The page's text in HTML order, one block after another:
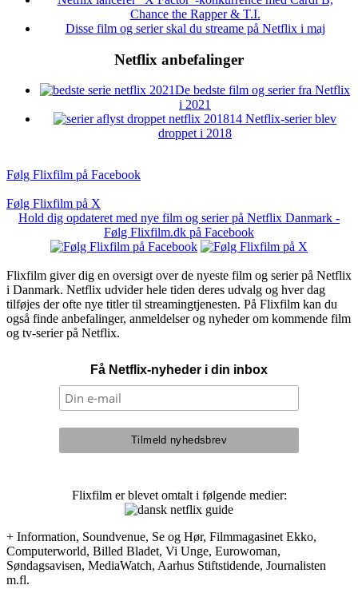
Chance the Rapper & T.I.
Disse film og serier skal du streame på Netflix i maj
Netflix anbefalinger
De bedste film og serier fra Netflix
i 2021
14 Netflix-serier blev
droppet i 2018
Følg Flixfilm på Facebook
Følg Flixfilm på X
Hold dig opdateret med nye film og serier på Netflix Danmark -
Følg Flixfilm.dk på Facebook
Flixfilm giver dig en oversigt over de nyeste film og serier på Netflix
i Danmark. Netflix udvider hele tiden deres udvalg og hver dag
tilføjes der ofte nye titler til streamingtjenesten. På Flixfilm kan du
også finde anbefalinger, anmeldelser og nyheder om kommende film
og tv-serier på Netflix.
Få Netflix-nyheder i din inbox
Flixfilm er blevet omtalt i følgende medier:
+ Information, Soundvenue, Se og Hør, Filmmagasinet Ekko,
Computerworld, Billed Bladet, Vi Unge, Eurowoman,
Søndagsavisen, MediaWatch, Aarhus Stiftstidende, Journalisten
m.fl.